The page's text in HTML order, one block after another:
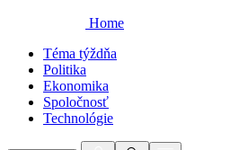
Home
Téma týždňa
Politika
Ekonomika
Spoločnosť
Technológie